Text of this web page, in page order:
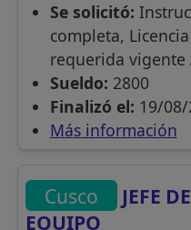
Se solicitó:
completa,
requerida vigente
Sueldo: 2800
Finalizó el: 19/
Más información
Cusco
JEFE
EQUIPO